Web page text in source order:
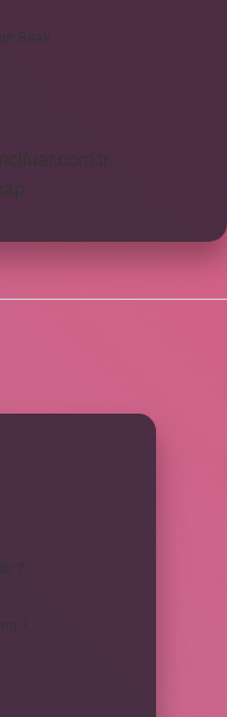
Bırak